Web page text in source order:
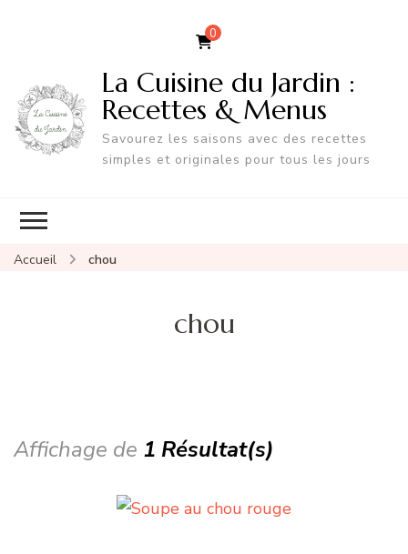
0
La Cuisine du Jardin :
Recettes & Menus
Savourez les saisons avec des recettes
simples et originales pour tous les jours
Accueil chou
chou
Affichage de 1 Résultat(s)